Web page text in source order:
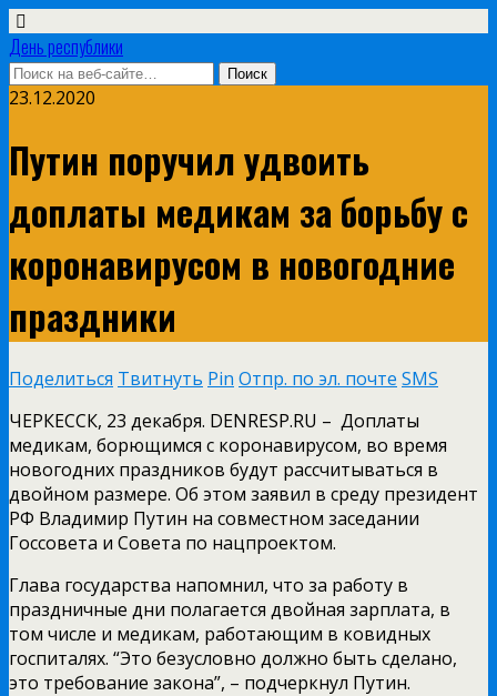
День республики
23.12.2020
Путин поручил удвоить
доплаты медикам за борьбу с
коронавирусом в новогодние
праздники
Поделиться Твитнуть Pin Отпр. по эл. почте SMS
ЧЕРКЕССК, 23 декабря. DENRESP.RU – Доплаты
медикам, борющимся с коронавирусом, во время
новогодних праздников будут рассчитываться в
двойном размере. Об этом заявил в среду президент
РФ Владимир Путин на совместном заседании
Госсовета и Совета по нацпроектом.
Глава государства напомнил, что за работу в
праздничные дни полагается двойная зарплата, в
том числе и медикам, работающим в ковидных
госпиталях. “Это безусловно должно быть сделано,
это требование закона”, – подчеркнул Путин.